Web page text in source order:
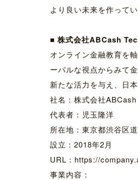
より良い未来を作って
■ 株式会社ABCash
オンライン金融教育を
ーバルな視点からみて
新たな活力を与え、日
社名：株式会社
代表者：児玉隆洋
所在地：東京都渋谷区
設立：2018年2月
URL：https://
事業内容：